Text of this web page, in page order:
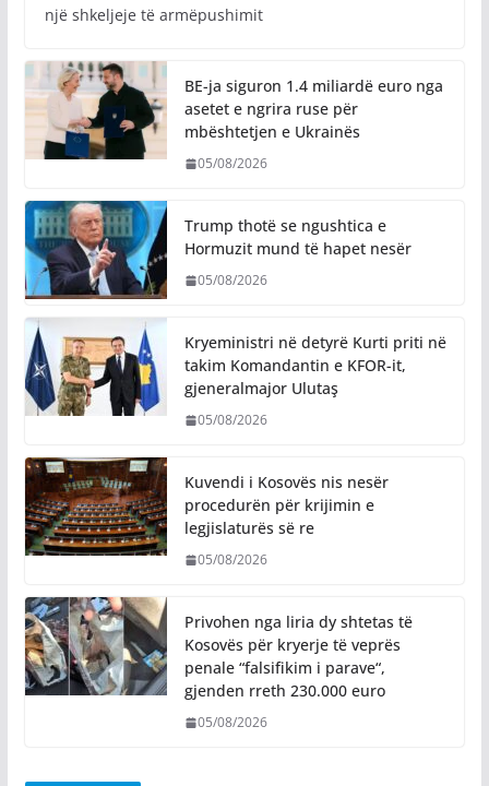
një shkeljeje të armëpushimit
BE-ja siguron 1.4 miliardë euro nga
asetet e ngrira ruse për
mbështetjen e Ukrainës
05/08/2026
Trump thotë se ngushtica e
Hormuzit mund të hapet nesër
05/08/2026
Kryeministri në detyrë Kurti priti në
takim Komandantin e KFOR-it,
gjeneralmajor Ulutaş
05/08/2026
Kuvendi i Kosovës nis nesër
procedurën për krijimin e
legjislaturës së re
05/08/2026
Privohen nga liria dy shtetas të
Kosovës për kryerje të veprës
penale “falsifikim i parave“,
gjenden rreth 230.000 euro
05/08/2026